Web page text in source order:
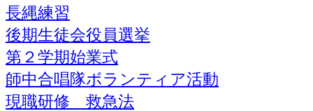
長縄練習
後期生徒会役員選挙
第２学期始業式
師中合唱隊ボランティア活動
現職研修 救急法